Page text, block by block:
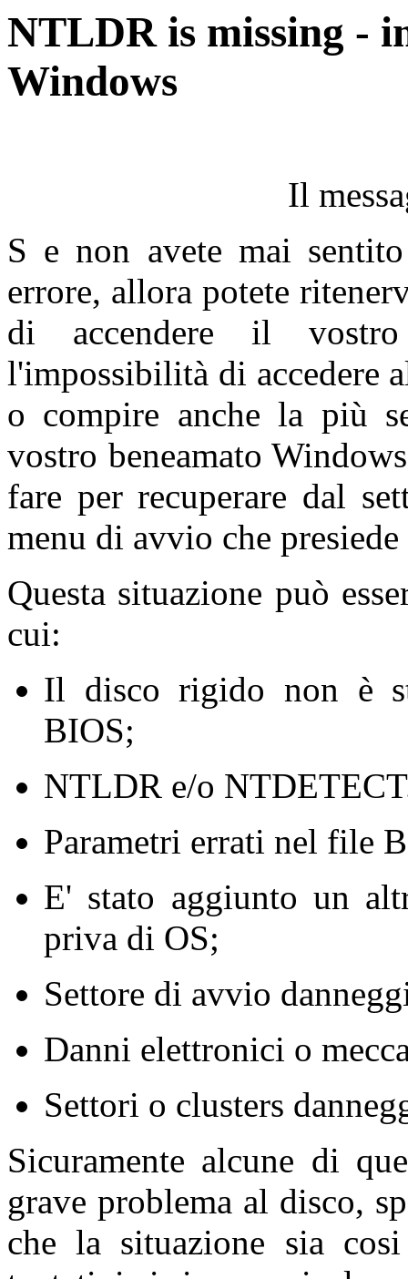
NTLDR is missing -
Windows
Il
S e non avete mai
errore, allora potete
di accendere il
l'impossibilità di accedere
o compire anche la più
vostro beneamato
fare per recuperare dal
menu di avvio che
Questa situazione può
cui:
Il disco rigido non è
BIOS;
NTLDR e/o
Parametri errati nel file
E' stato aggiunto un
priva di OS;
Settore di avvio
Danni elettronici o
Settori o clusters
Sicuramente alcune di
grave problema al disco,
che la situazione sia